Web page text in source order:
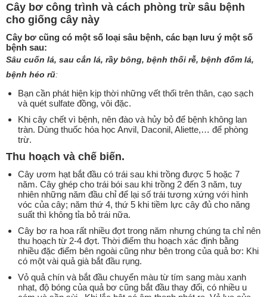
Cây bơ công trình và cách phòng trừ sâu bệnh
cho giống cây này
Cây bơ cũng có một số loại sâu bệnh, các bạn lưu ý một số
bệnh sau:
Sâu cuốn lá, sau cắn lá, rầy bông, bệnh thối rễ, bệnh đốm lá,
bệnh héo rũ:
Bạn cần phát hiện kịp thời những vết thối trên thân, cạo sạch
và quét sulfate đồng, vôi đặc.
Khi cây chết vì bệnh, nên đào và hủy bỏ để bệnh không lan
tràn. Dùng thuốc hóa học Anvil, Daconil, Aliette,… để phòng
trừ.
Thu hoạch và chế biến.
Cây ươm hạt bắt đầu có trái sau khi trồng được 5 hoặc 7
năm. Cây ghép cho trái bói sau khi trồng 2 đến 3 năm, tuy
nhiên những năm đầu chỉ để lại số trái tương xứng với hình
vóc của cây; năm thứ 4, thứ 5 khi tiềm lực cây đủ cho năng
suất thì không tỉa bỏ trái nữa.
Cây bơ ra hoa rất nhiều đợt trong năm nhưng chúng ta chỉ nên
thu hoạch từ 2-4 đợt. Thời điểm thu hoạch xác định bằng
nhiều đặc điểm bên ngoài cũng như bên trong của quả bơ: Khi
có một vài quả già bắt đầu rụng.
Vỏ quả chín và bắt đầu chuyển màu từ tím sang màu xanh
nhạt, độ bóng của quả bơ cũng bắt đầu thay đổi, có nhiều u